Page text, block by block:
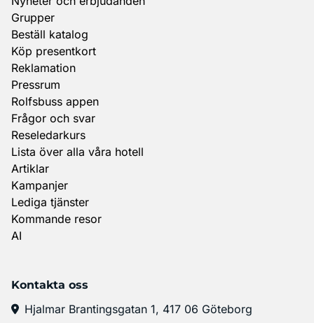
Grupper
Beställ katalog
Köp presentkort
Reklamation
Pressrum
Rolfsbuss appen
Frågor och svar
Reseledarkurs
Lista över alla våra hotell
Artiklar
Kampanjer
Lediga tjänster
Kommande resor
AI
Kontakta oss
Hjalmar Brantingsgatan 1, 417 06 Göteborg